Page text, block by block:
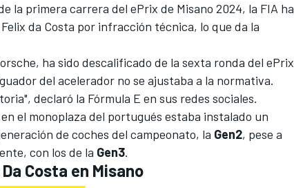
la primera carrera del ePrix de Misano 2024, la FIA ha
da Costa por infracción técnica, lo que da la
ha sido descalificado de la sexta ronda del ePrix
del acelerador no se ajustaba a la normativa.
declaró la Fórmula E en sus redes sociales.
el monoplaza del portugués estaba instalado un
de coches del campeonato, la Gen2, pese a
con los de la Gen3.
Costa en Misano